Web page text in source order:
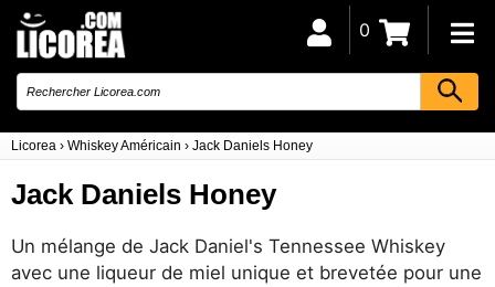
Licorea › Whiskey Américain › Jack Daniels Honey
0
Jack Daniels Honey
Un mélange de Jack Daniel's Tennessee Whiskey
avec une liqueur de miel unique et brevetée pour une